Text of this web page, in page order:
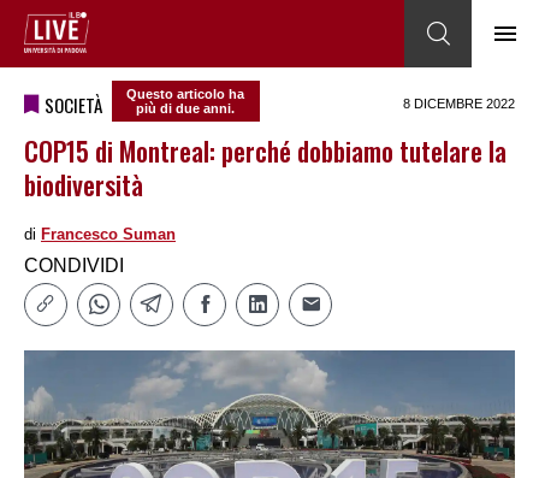
SOCIETÀ
Questo articolo ha
più di due anni.
8 DICEMBRE 2022
COP15 di Montreal: perché dobbiamo tutelare la
biodiversità
di Francesco Suman
CONDIVIDI